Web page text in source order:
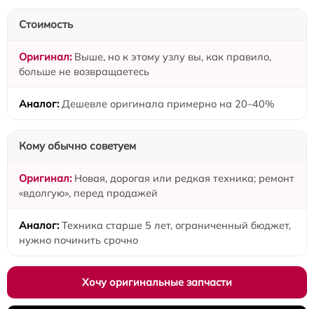
Стоимость
Выше, но к этому узлу вы, как правило,
больше не возвращаетесь
Дешевле оригинала примерно на 20–40%
Кому обычно советуем
Новая, дорогая или редкая техника; ремонт
«вдолгую», перед продажей
Техника старше 5 лет, ограниченный бюджет,
нужно починить срочно
Хочу оригинальные запчасти